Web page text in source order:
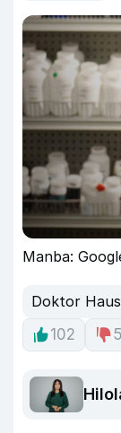
Manba:
Doktor Haus
102
5